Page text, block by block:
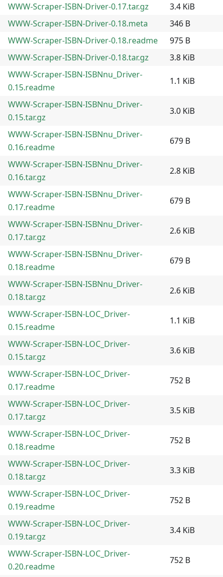
WWW-Scraper-ISBN-Driver-0.17.tar.gz
3.4 KiB
WWW-Scraper-ISBN-Driver-0.18.meta
346 B
WWW-Scraper-ISBN-Driver-0.18.readme
975 B
WWW-Scraper-ISBN-Driver-0.18.tar.gz
3.8 KiB
WWW-Scraper-ISBN-ISBNnu_Driver-
0.15.readme
1.1 KiB
WWW-Scraper-ISBN-ISBNnu_Driver-
0.15.tar.gz
3.0 KiB
WWW-Scraper-ISBN-ISBNnu_Driver-
0.16.readme
679 B
WWW-Scraper-ISBN-ISBNnu_Driver-
0.16.tar.gz
2.8 KiB
WWW-Scraper-ISBN-ISBNnu_Driver-
0.17.readme
679 B
WWW-Scraper-ISBN-ISBNnu_Driver-
0.17.tar.gz
2.6 KiB
WWW-Scraper-ISBN-ISBNnu_Driver-
0.18.readme
679 B
WWW-Scraper-ISBN-ISBNnu_Driver-
0.18.tar.gz
2.6 KiB
WWW-Scraper-ISBN-LOC_Driver-
0.15.readme
1.1 KiB
WWW-Scraper-ISBN-LOC_Driver-
0.15.tar.gz
3.6 KiB
WWW-Scraper-ISBN-LOC_Driver-
0.17.readme
752 B
WWW-Scraper-ISBN-LOC_Driver-
0.17.tar.gz
3.5 KiB
WWW-Scraper-ISBN-LOC_Driver-
0.18.readme
752 B
WWW-Scraper-ISBN-LOC_Driver-
0.18.tar.gz
3.3 KiB
WWW-Scraper-ISBN-LOC_Driver-
0.19.readme
752 B
WWW-Scraper-ISBN-LOC_Driver-
0.19.tar.gz
3.4 KiB
WWW-Scraper-ISBN-LOC_Driver-
0.20.readme
752 B